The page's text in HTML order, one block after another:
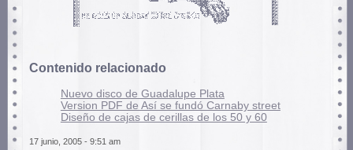
Contenido relacionado
Nuevo disco de Guadalupe Plata
Version PDF de Así se fundó Carnaby street
Diseño de cajas de cerillas de los 50 y 60
17 junio, 2005 - 9:51 am